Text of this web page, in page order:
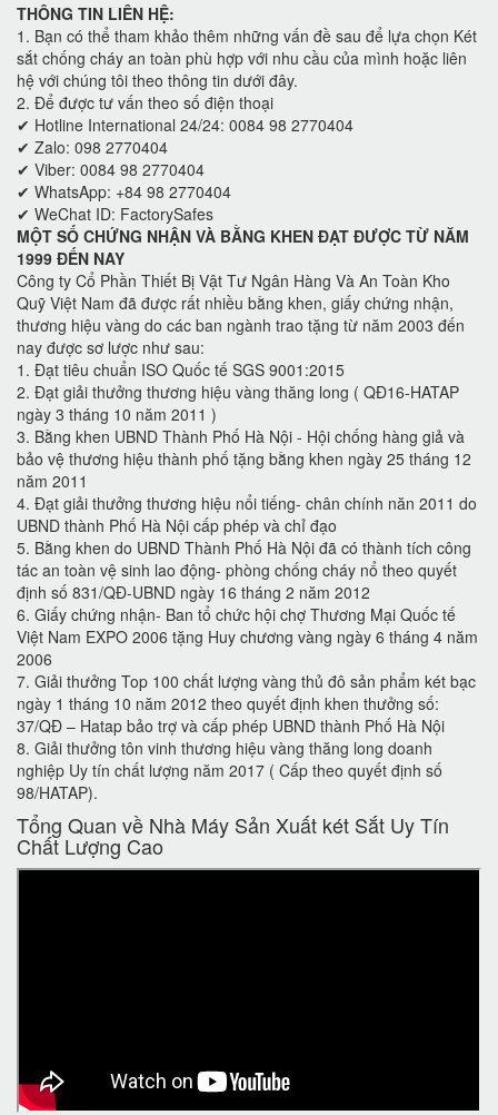
THÔNG TIN LIÊN HỆ:
1. Bạn có thể tham khảo thêm những vấn đề sau để lựa chọn Két
sắt chống cháy an toàn phù hợp với nhu cầu của mình hoặc liên
hệ với chúng tôi theo thông tin dưới đây.
2. Để được tư vấn theo số điện thoại
✔ Hotline International 24/24: 0084 98 2770404
✔ Zalo: 098 2770404
✔ Viber: 0084 98 2770404
✔ WhatsApp: +84 98 2770404
✔ WeChat ID: FactorySafes
MỘT SỐ CHỨNG NHẬN VÀ BẰNG KHEN ĐẠT ĐƯỢC TỪ NĂM
1999 ĐẾN NAY
Công ty Cổ Phần Thiết Bị Vật Tư Ngân Hàng Và An Toàn Kho
Quỹ Việt Nam đã được rất nhiều bằng khen, giấy chứng nhận,
thương hiệu vàng do các ban ngành trao tặng từ năm 2003 đến
nay được sơ lược như sau:
1. Đạt tiêu chuẩn ISO Quốc tế SGS 9001:2015
2. Đạt giải thưởng thương hiệu vàng thăng long ( QĐ16-HATAP
ngày 3 tháng 10 năm 2011 )
3. Bằng khen UBND Thành Phố Hà Nội - Hội chống hàng giả và
bảo vệ thương hiệu thành phố tặng bằng khen ngày 25 tháng 12
năm 2011
4. Đạt giải thưởng thương hiệu nổi tiếng- chân chính năn 2011 do
UBND thành Phố Hà Nội cấp phép và chỉ đạo
5. Bằng khen do UBND Thành Phố Hà Nội đã có thành tích công
tác an toàn vệ sinh lao động- phòng chống cháy nổ theo quyết
định số 831/QĐ-UBND ngày 16 tháng 2 năm 2012
6. Giấy chứng nhận- Ban tổ chức hội chợ Thương Mại Quốc tế
Việt Nam EXPO 2006 tặng Huy chương vàng ngày 6 tháng 4 năm
2006
7. Giải thưởng Top 100 chất lượng vàng thủ đô sản phẩm két bạc
ngày 1 tháng 10 năm 2012 theo quyết định khen thưởng số:
37/QĐ – Hatap bảo trợ và cấp phép UBND thành Phố Hà Nội
8. Giải thưởng tôn vinh thương hiệu vàng thăng long doanh
nghiệp Uy tín chất lượng năm 2017 ( Cấp theo quyết định số
98/HATAP).
Tổng Quan về Nhà Máy Sản Xuất két Sắt Uy Tín
Chất Lượng Cao